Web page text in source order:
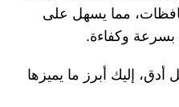
مما يسهل على
بسرعة وكفاءة.
إليك أبرز ما يميزها